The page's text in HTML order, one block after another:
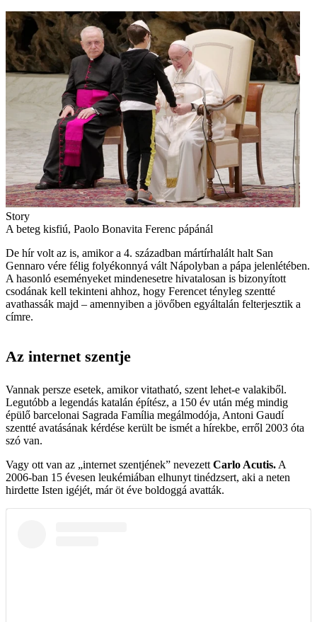
Story
A beteg kisfiú, Paolo Bonavita Ferenc pápánál
De hír volt az is, amikor a 4. században mártírhalált halt San
Gennaro vére félig folyékonnyá vált Nápolyban a pápa jelenlétében.
A hasonló eseményeket mindenesetre hivatalosan is bizonyított
csodának kell tekinteni ahhoz, hogy Ferencet tényleg szentté
avathassák majd – amennyiben a jövőben egyáltalán felterjesztik a
címre.
Az internet szentje
Vannak persze esetek, amikor vitatható, szent lehet-e valakiből.
Legutóbb a legendás katalán építész, a 150 év után még mindig
épülő barcelonai Sagrada Família megálmodója, Antoni Gaudí
szentté avatásának kérdése került be ismét a hírekbe, erről 2003 óta
szó van.
Vagy ott van az „internet szentjének” nevezett Carlo Acutis. A
2006-ban 15 évesen leukémiá­ban elhunyt tinédzsert, aki a neten
hirdette Isten igéjét, már öt éve boldoggá avatták.